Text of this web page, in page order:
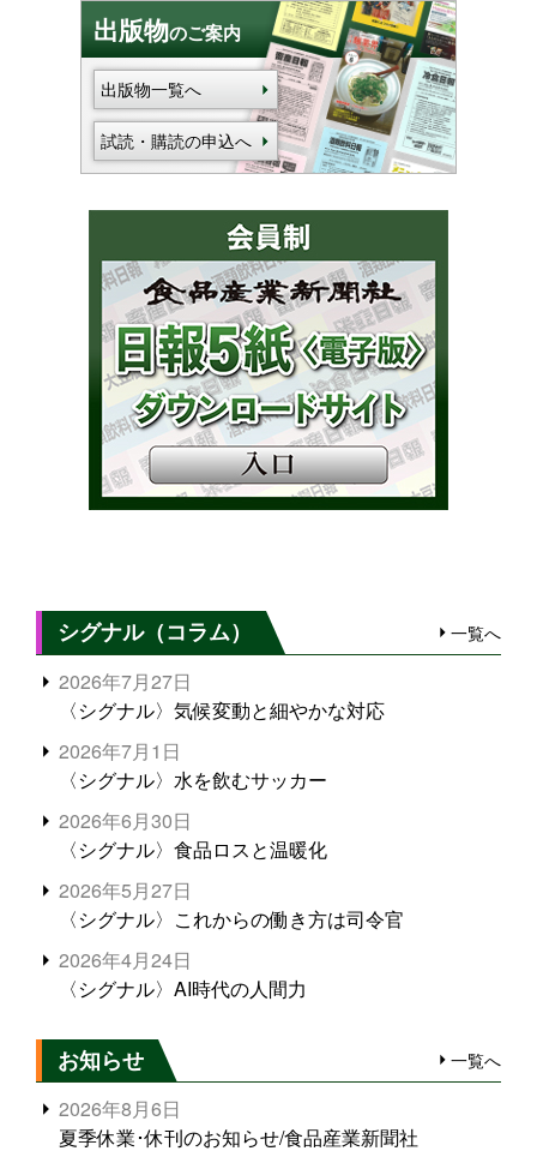
出版物のご案内
出版物一覧へ
試読・購読の申込へ
シグナル（コラム） 一覧へ
2026年7月27日
〈シグナル〉気候変動と細やかな対応
2026年7月1日
〈シグナル〉水を飲むサッカー
2026年6月30日
〈シグナル〉食品ロスと温暖化
2026年5月27日
〈シグナル〉これからの働き方は司令官
2026年4月24日
〈シグナル〉AI時代の人間力
お知らせ 一覧へ
2026年8月6日
夏季休業･休刊のお知らせ/食品産業新聞社